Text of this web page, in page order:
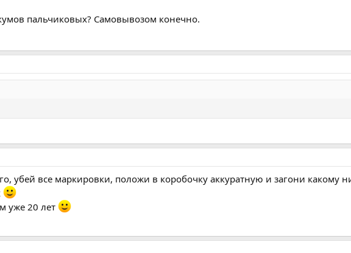
пальчиковых? Самовывозом конечно.
убей все маркировки, положи в коробочку аккуратную и загони какому
уже 20 лет